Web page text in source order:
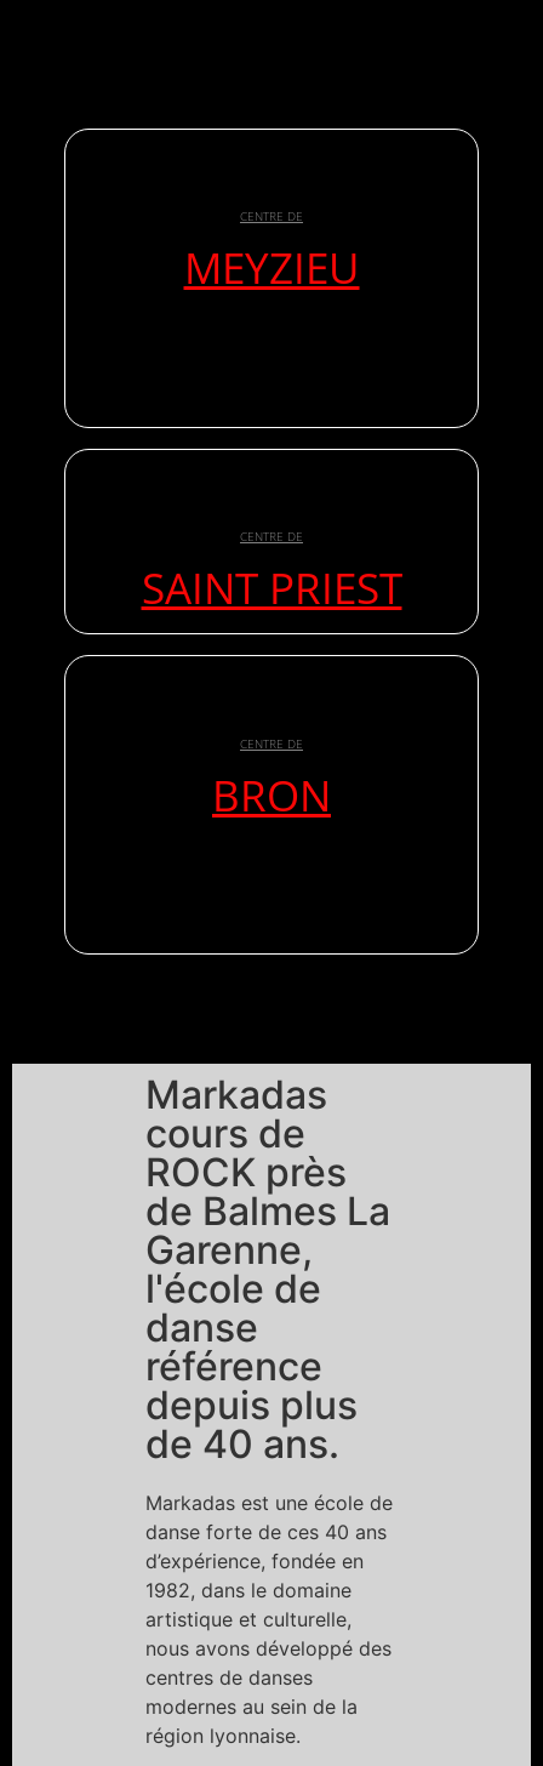
CENTRE DE
MEYZIEU
CENTRE DE
SAINT PRIEST
CENTRE DE
BRON
Markadas
cours de
ROCK près
de Balmes La
Garenne,
l'école de
danse
référence
depuis plus
de 40 ans.
Markadas est une école de
danse forte de ces 40 ans
d’expérience, fondée en
1982, dans le domaine
artistique et culturelle,
nous avons développé des
centres de danses
modernes au sein de la
région lyonnaise.